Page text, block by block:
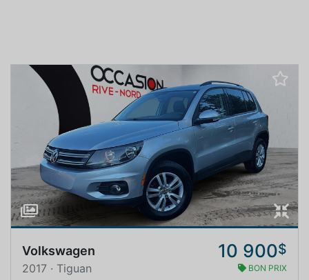
Volkswagen 10 900$
2017 · Tiguan BON PRIX